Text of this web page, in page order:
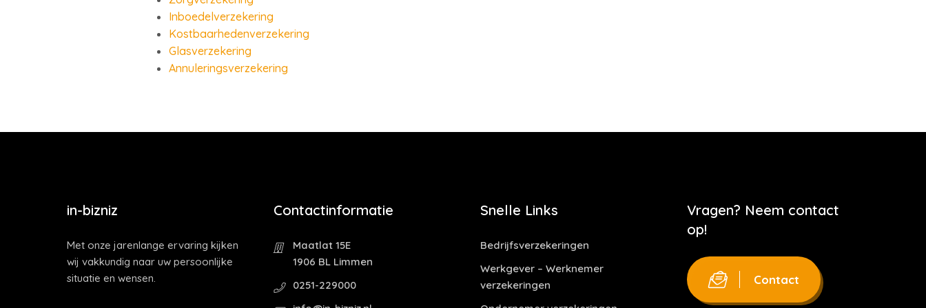
Inboedelverzekering
Kostbaarhedenverzekering
Glasverzekering
Annuleringsverzekering
in-bizniz
Met onze jarenlange ervaring kijken
wij vakkundig naar uw persoonlijke
situatie en wensen.
Contactinformatie
Maatlat 15E
1906 BL Limmen
0251-229000
Snelle Links
Bedrijfsverzekeringen
Werkgever – Werknemer
verzekeringen
Vragen? Neem contact
op!
Contact